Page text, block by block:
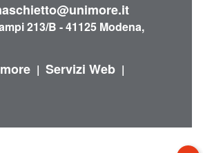
213/B - 41125 Modena,
| Servizi Web |